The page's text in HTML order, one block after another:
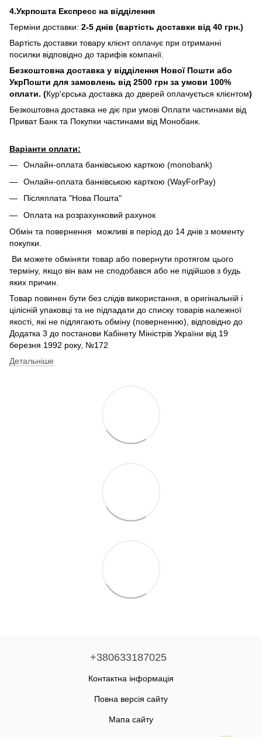
4.Укрпошта Експресс на відділення
Терміни доставки: 2-5 днів (вартість доставки від 40 грн.)
Вартість доставки товару клієнт оплачує при отриманні
посилки відповідно до тарифів компанії.
Безкоштовна доставка у відділення Нової Пошти або
УкрПошти для замовлень від 2500 грн за умови 100%
оплати. (Кур'єрська доставка до дверей оплачується клієнтом)
Безкоштовна доставка не діє при умові Оплати частинами від
Приват Банк та Покупки частинами від Монобанк.
Варіанти оплати:
Онлайн-оплата банківською карткою (monobank)
Онлайн-оплата банківською карткою (WayForPay)
Післяплата "Нова Пошта"
Оплата на розрахунковий рахунок
Обмін та повернення можливі в період до 14 днів з моменту
покупки.
Ви можете обміняти товар або повернути протягом цього
терміну, якщо він вам не сподобався або не підійшов з будь
яких причин.
Товар повинен бути без слідів використання, в оригінальній і
цілісній упаковці та не підпадати до списку товарів належної
якості, які не підлягають обміну (поверненню), відповідно до
Додатка 3 до постанови Кабінету Міністрів України від 19
березня 1992 року, №172
Детальніше
+380633187025
Контактна інформація
Повна версія сайту
Мапа сайту